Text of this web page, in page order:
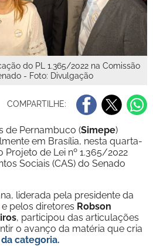
do PL 1.365/2022 na Comissão
- Foto: Divulgação
COMPARTILHE:
de Pernambuco (Simepe)
em Brasília, nesta quarta-
Projeto de Lei nº 1.365/2022
Sociais (CAS) do Senado
liderada pela presidente da
e pelos diretores Robson
, participou das articulações
o avanço da matéria que cria
categoria.